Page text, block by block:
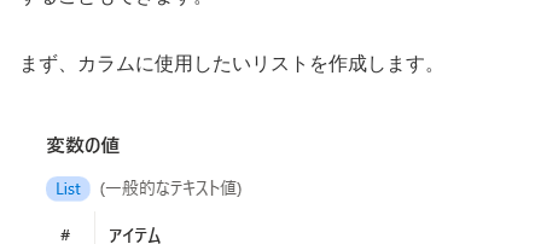
まず、カラムに使用したいリストを作成します。